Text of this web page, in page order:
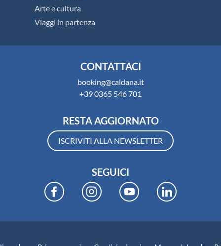
Arte e cultura
Viaggi in partenza
CONTATTACI
booking@caldana.it
+39 0365 546 701
RESTA AGGIORNATO
ISCRIVITI ALLA NEWSLETTER
SEGUICI